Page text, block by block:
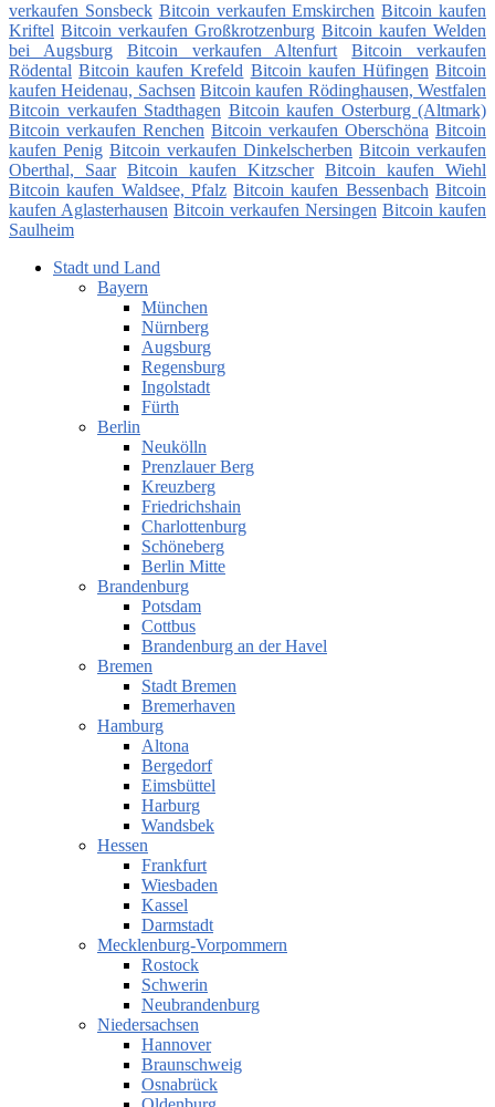
verkaufen Sonsbeck Bitcoin verkaufen Emskirchen Bitcoin kaufen
Kriftel Bitcoin verkaufen Großkrotzenburg Bitcoin kaufen Welden
bei Augsburg
Bitcoin verkaufen Altenfurt
Bitcoin verkaufen
Rödental Bitcoin kaufen Krefeld Bitcoin kaufen Hüfingen Bitcoin
kaufen Heidenau, Sachsen Bitcoin kaufen Rödinghausen, Westfalen
Bitcoin verkaufen Stadthagen Bitcoin kaufen Osterburg (Altmark)
Bitcoin verkaufen Renchen Bitcoin verkaufen Oberschöna Bitcoin
kaufen Penig Bitcoin verkaufen Dinkelscherben Bitcoin verkaufen
Oberthal, Saar Bitcoin kaufen Kitzscher Bitcoin kaufen Wiehl
Bitcoin kaufen Waldsee, Pfalz Bitcoin kaufen Bessenbach Bitcoin
kaufen Aglasterhausen Bitcoin verkaufen Nersingen Bitcoin kaufen
Saulheim
Stadt und Land
Bayern
München
Nürnberg
Augsburg
Regensburg
Ingolstadt
Fürth
Berlin
Neukölln
Prenzlauer Berg
Kreuzberg
Friedrichshain
Charlottenburg
Schöneberg
Berlin Mitte
Brandenburg
Potsdam
Cottbus
Brandenburg an der Havel
Bremen
Stadt Bremen
Bremerhaven
Hamburg
Altona
Bergedorf
Eimsbüttel
Harburg
Wandsbek
Hessen
Frankfurt
Wiesbaden
Kassel
Darmstadt
Mecklenburg-Vorpommern
Rostock
Schwerin
Neubrandenburg
Niedersachsen
Hannover
Braunschweig
Osnabrück